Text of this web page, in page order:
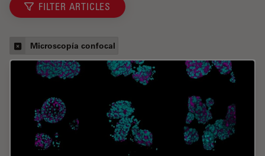
FILTER ARTICLES
Microscopía confocal